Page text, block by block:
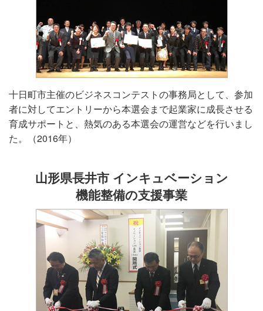
十日町市主催のビジネスコンテストの事務局として、参加
者に対してエントリーから本選会まで起業家に成長させる
育成サポートと、熱気のある本選会の運営などを行いまし
た。（2016年）
山形県長井市 インキュベーション
機能整備の支援事業